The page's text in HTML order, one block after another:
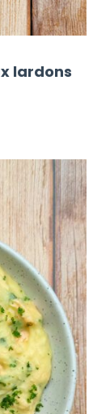
lardons